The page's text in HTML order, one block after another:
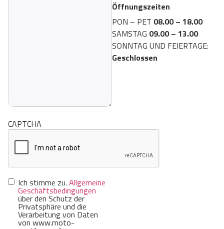
CAPTCHA
Einwilligung*
Ich stimme zu. Allgemeine
Geschäftsbedingungen
über den Schutz der
Privatsphäre und die
Verarbeitung von Daten
von www.moto-
Öffnungszeiten
PON – PET 08.00 – 18.00
SAMSTAG 09.00 – 13.00
SONNTAG UND FEIERTAGE:
Geschlossen